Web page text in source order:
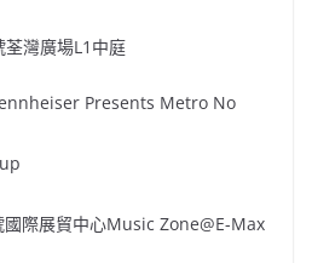
灣廣場L1中庭
Presents Metro No
際展貿中心Music Zone@E-Max